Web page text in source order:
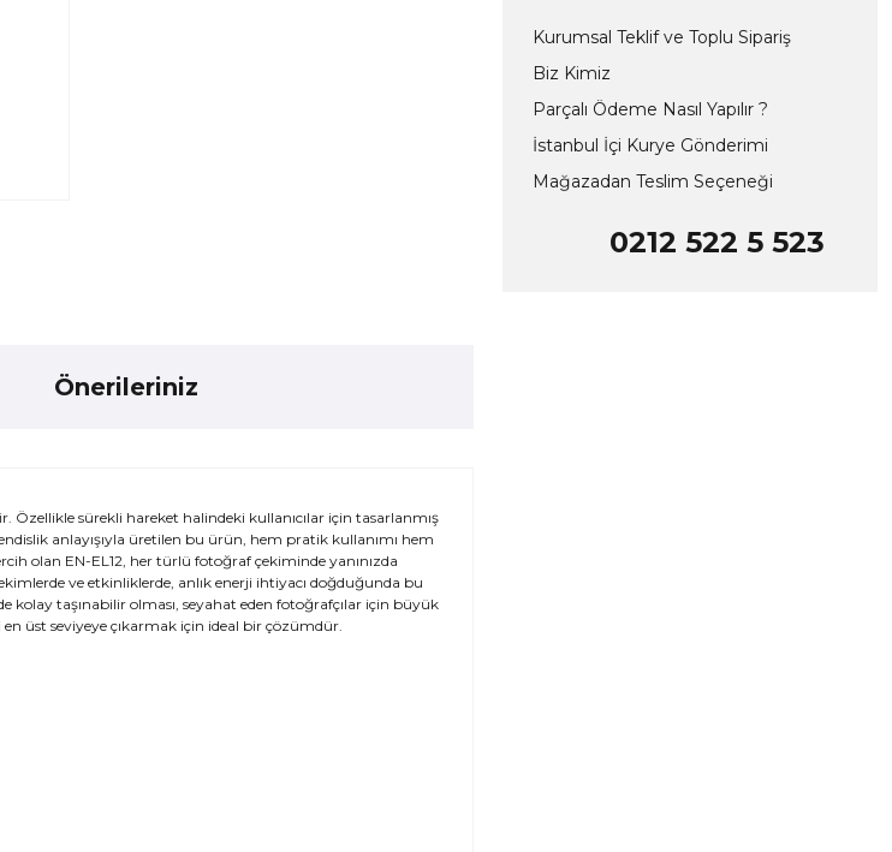
Kurumsal Teklif ve Toplu Sipariş
Biz Kimiz
Parçalı Ödeme Nasıl Yapılır ?
İstanbul İçi Kurye Gönderimi
Mağazadan Teslim Seçeneği
0212 522 5 523
Önerileriniz
Özellikle sürekli hareket halindeki kullanıcılar için tasarlanmış
anlayışıyla üretilen bu ürün, hem pratik kullanımı hem
olan EN-EL12, her türlü fotoğraf çekiminde yanınızda
ve etkinliklerde, anlık enerji ihtiyacı doğduğunda bu
kolay taşınabilir olması, seyahat eden fotoğrafçılar için büyük
üst seviyeye çıkarmak için ideal bir çözümdür.